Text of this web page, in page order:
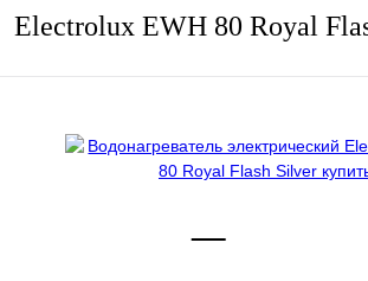
Electrolux EWH 80 Royal